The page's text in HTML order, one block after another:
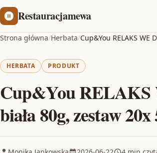
Restauracjamewa
Strona główna/Herbata/Cup&You RELAKS
HERBATA PRODUKT
Cup&You RELAKS
biała 80g, zestaw